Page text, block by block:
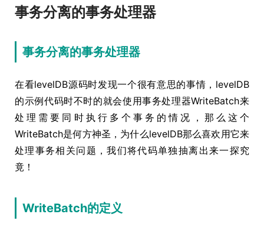
事务分离的事务处理器
事务分离的事务处理器
在看levelDB源码时发现一个很有意思的事情，levelDB
的示例代码时不时的就会使用事务处理器WriteBatch来
处理需要同时执行多个事务的情况，那么这个
WriteBatch是何方神圣，为什么levelDB那么喜欢用它来
处理事务相关问题，我们将代码单独抽离出来一探究
竟！
WriteBatch的定义